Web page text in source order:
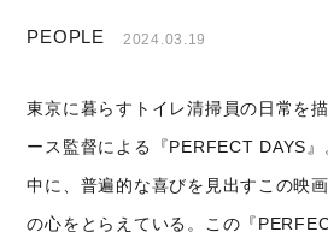
PEOPLE 2024.03.19
東京に暮らすトイレ清掃員の日常を
ース監督による『PERFECT DAYS
中に、普遍的な喜びを見出すこの映
の心をとらえている。この『